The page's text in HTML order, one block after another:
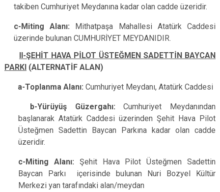
takiben Cumhuriyet Meydanına kadar olan cadde üzeridir.
c-Miting Alanı: Mithatpaşa Mahallesi Atatürk Caddesi
üzerinde bulunan CUMHURİYET MEYDANIDIR.
II-ŞEHİT HAVA PİLOT ÜSTEĞMEN SADETTİN BAYCAN
PARKI (ALTERNATİF ALAN)
a-Toplanma Alanı: Cumhuriyet Meydanı, Atatürk Caddesi
b-Yürüyüş Güzergahı: Cumhuriyet Meydanından
başlanarak Atatürk Caddesi üzerinden Şehit Hava Pilot
Üsteğmen Sadettin Baycan Parkına kadar olan cadde
üzeridir.
c-Miting Alanı: Şehit Hava Pilot Üsteğmen Sadettin
Baycan Parkı içerisinde bulunan Nuri Bozyel Kültür
Merkezi yan tarafındaki alan/meydan